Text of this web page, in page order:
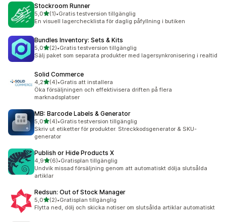
Stockroom Runner
5,0av 5 stjärnor
(1)
1 recensioner totalt
•Gratis testversion tillgänglig
En visuell lagerchecklista för daglig påfyllning i butiken
Bundles Inventory: Sets & Kits
5,0av 5 stjärnor
(2)
2 recensioner totalt
•Gratis testversion tillgänglig
Sälj paket som separata produkter med lagersynkronisering i realtid
Solid Commerce
4,2av 5 stjärnor
(4)
4 recensioner totalt
•Gratis att installera
Öka försäljningen och effektivisera driften på flera
marknadsplatser
MB: Barcode Labels & Generator
5,0av 5 stjärnor
(4)
4 recensioner totalt
•Gratis testversion tillgänglig
Skriv ut etiketter för produkter. Streckkodsgenerator & SKU-
generator
Publish or Hide Products X
4,9av 5 stjärnor
(6)
6 recensioner totalt
•Gratisplan tillgänglig
Undvik missad försäljning genom att automatiskt dölja slutsålda
artiklar
Redsun: Out of Stock Manager
5,0av 5 stjärnor
(2)
2 recensioner totalt
•Gratisplan tillgänglig
Flytta ned, dölj och skicka notiser om slutsålda artiklar automatiskt